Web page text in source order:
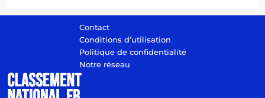
Contact
Conditions d’utilisation
Politique de confidentialité
Notre réseau